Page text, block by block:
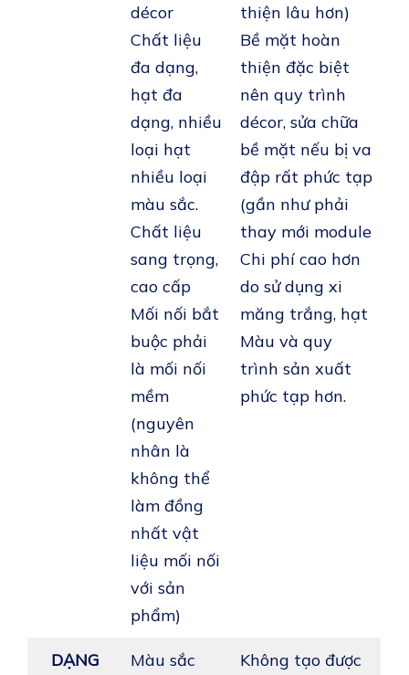
décor
Chất liệu
đa dạng,
hạt đa
dạng, nhiều
loại hạt
nhiều loại
màu sắc.
Chất liệu
sang trọng,
cao cấp
Mối nối bắt
buộc phải
là mối nối
mềm
(nguyên
nhân là
không thể
làm đồng
nhất vật
liệu mối nối
với sản
phẩm)
thiện lâu hơn)
Bề mặt hoàn
thiện đặc biệt
nên quy trình
décor, sửa chữa
bề mặt nếu bị va
đập rất phức tạp
(gần như phải
thay mới module
Chi phí cao hơn
do sử dụng xi
măng trắng, hạt
Màu và quy
trình sản xuất
phức tạp hơn.
DẠNG
Màu sắc
Không tạo được